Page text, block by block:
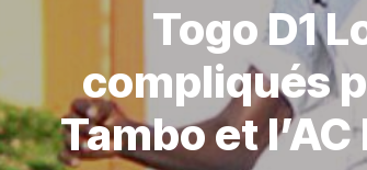
Togo D1
compliqués
Tambo et